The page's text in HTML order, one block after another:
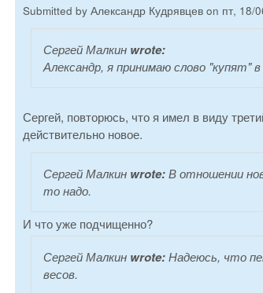
Submitted by Александр Кудрявцев on пт, 18/
Сергей Малкин wrote:
Александр, я принимаю слово "купят"
Сергей, повторюсь, что я имел в виду
действительно новое.
Сергей Малкин wrote:В отношении
то надо.
И что уже подчищенно?
Сергей Малкин wrote:Надеюсь, что
весов.